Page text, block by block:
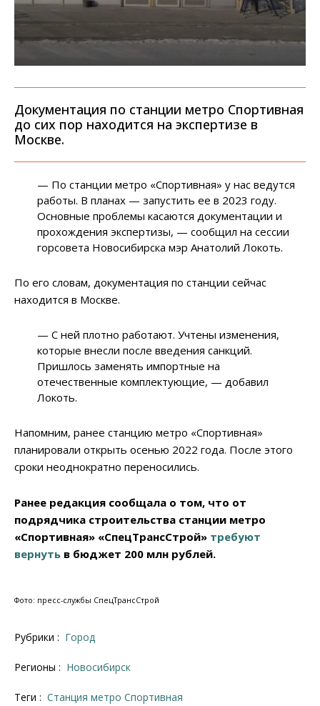
Документация по станции метро Спортивная
до сих пор находится на экспертизе в
Москве.
— По станции метро «Спортивная» у нас ведутся
работы. В планах — запустить ее в 2023 году.
Основные проблемы касаются документации и
прохождения экспертизы, — сообщил на сессии
горсовета Новосибирска мэр Анатолий Локоть.
По его словам, документация по станции сейчас
находится в Москве.
— С ней плотно работают. Учтены изменения,
которые внесли после введения санкций.
Пришлось заменять импортные на
отечественные комплектующие, — добавил
Локоть.
Напомним, ранее станцию метро «Спортивная»
планировали открыть осенью 2022 года. После этого
сроки неоднократно переносились.
Ранее редакция сообщала о том, что от
подрядчика строительства станции метро
«Спортивная» «СпецТрансСтрой» требуют
вернуть в бюджет 200 млн рублей.
Фото: пресс-службы СпецТрансСтрой
Рубрики : Город
Регионы : Новосибирск
Теги : станция метро Спортивная